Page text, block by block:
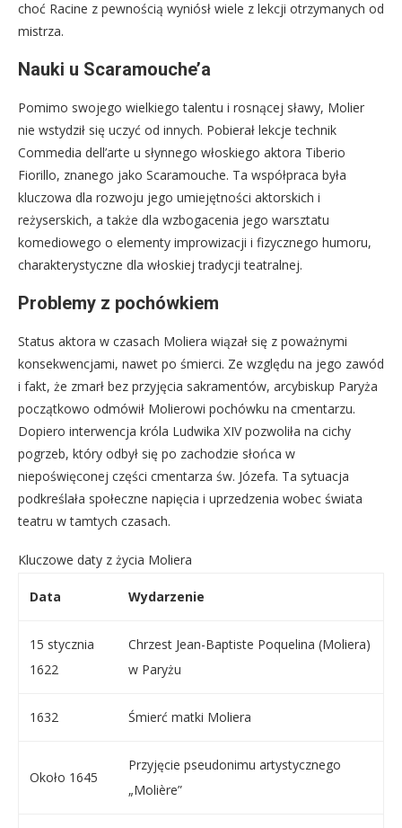
choć Racine z pewnością wyniósł wiele z lekcji otrzymanych od
mistrza.
Nauki u Scaramouche’a
Pomimo swojego wielkiego talentu i rosnącej sławy, Molier
nie wstydził się uczyć od innych. Pobierał lekcje technik
Commedia dell’arte u słynnego włoskiego aktora Tiberio
Fiorillo, znanego jako Scaramouche. Ta współpraca była
kluczowa dla rozwoju jego umiejętności aktorskich i
reżyserskich, a także dla wzbogacenia jego warsztatu
komediowego o elementy improwizacji i fizycznego humoru,
charakterystyczne dla włoskiej tradycji teatralnej.
Problemy z pochówkiem
Status aktora w czasach Moliera wiązał się z poważnymi
konsekwencjami, nawet po śmierci. Ze względu na jego zawód
i fakt, że zmarł bez przyjęcia sakramentów, arcybiskup Paryża
początkowo odmówił Molierowi pochówku na cmentarzu.
Dopiero interwencja króla Ludwika XIV pozwoliła na cichy
pogrzeb, który odbył się po zachodzie słońca w
niepoświęconej części cmentarza św. Józefa. Ta sytuacja
podkreślała społeczne napięcia i uprzedzenia wobec świata
teatru w tamtych czasach.
Kluczowe daty z życia Moliera
Data Wydarzenie
15 stycznia
1622
Chrzest Jean-Baptiste Poquelina (Moliera)
w Paryżu
1632 Śmierć matki Moliera
Około 1645
Przyjęcie pseudonimu artystycznego
„Molière”